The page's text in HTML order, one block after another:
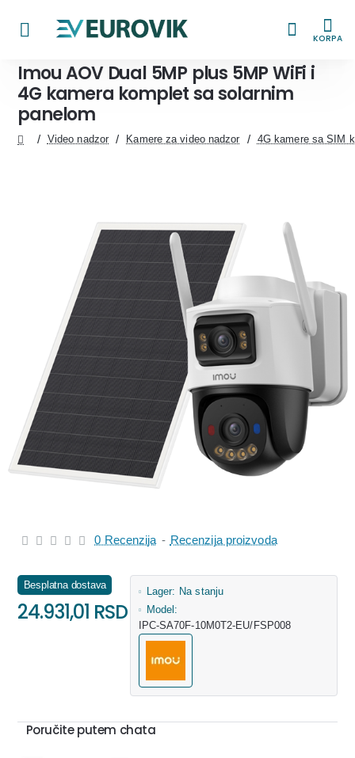
KORPA
Imou AOV Dual 5MP plus 5MP WiFi i
4G kamera komplet sa solarnim
panelom
Video nadzor Kamere za video nadzor 4G kamere sa SIM
0 Recenzija - Recenzija proizvoda
Besplatna dostava
24.931,01 RSD
Lager: Na stanju
Model:
IPC-SA70F-10M0T2-EU/FSP008
Poručite putem chata